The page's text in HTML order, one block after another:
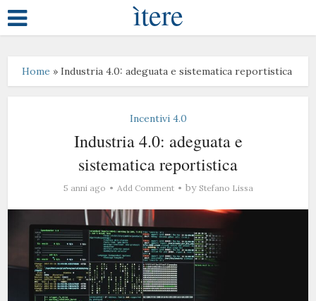
ìtere
Home »Industria 4.0: adeguata e sistematica reportistica
Incentivi 4.0
Industria 4.0: adeguata e
sistematica reportistica
5 anni ago Add Comment by Stefano Lissa